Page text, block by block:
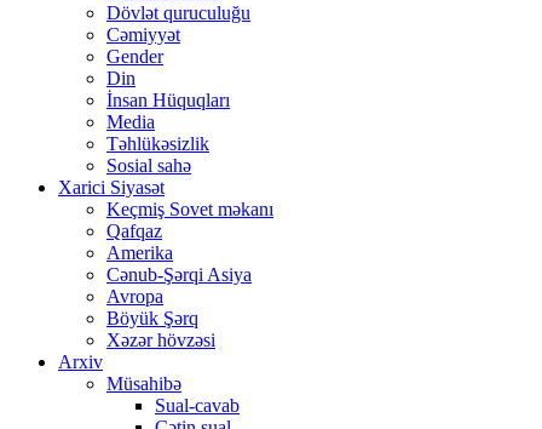
Dövlət quruculuğu
Cəmiyyət
Gender
Din
İnsan Hüquqları
Media
Təhlükəsizlik
Sosial sahə
Xarici Siyasət
Keçmiş Sovet məkanı
Qafqaz
Amerika
Cənub-Şərqi Asiya
Avropa
Böyük Şərq
Xəzər hövzəsi
Arxiv
Müsahibə
Sual-cavab